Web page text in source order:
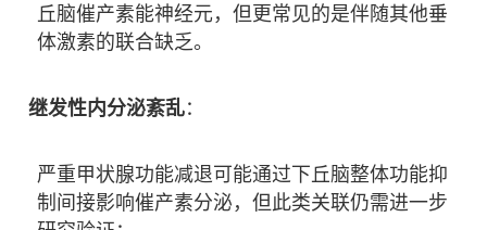
丘脑催产素能神经元，但更常见的是伴随其他垂
体激素的联合缺乏。
继发性内分泌紊乱：
严重甲状腺功能减退可能通过下丘脑整体功能抑
制间接影响催产素分泌，但此类关联仍需进一步